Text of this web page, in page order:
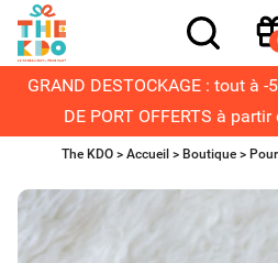
GRAND DESTOCKAGE : tout à
DE PORT OFFERTS à
The KDO > Accueil > Boutique >